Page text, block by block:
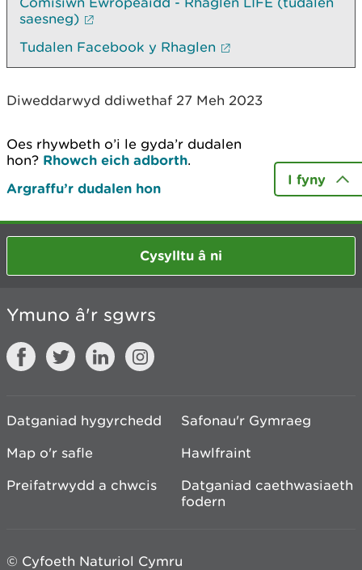
saesneg)
Tudalen Facebook y Rhaglen
Diweddarwyd ddiwethaf 27 Meh 2023
Oes rhywbeth o’i le gyda’r dudalen
hon? Rhowch eich adborth.
Argraffu’r dudalen hon
I fyny
Cysylltu â ni
Ymuno â'r sgwrs
Datganiad hygyrchedd
Safonau'r Gymraeg
Map o'r safle
Hawlfraint
Preifatrwydd a chwcis
Datganiad caethwasiaeth
fodern
© Cyfoeth Naturiol Cymru